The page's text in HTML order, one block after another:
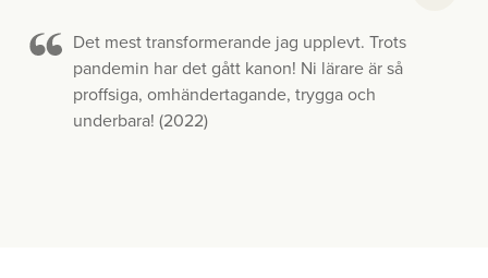
Det mest transformerande jag upplevt. Trots
pandemin har det gått kanon! Ni lärare är så
proffsiga, omhändertagande, trygga och
underbara! (2022)